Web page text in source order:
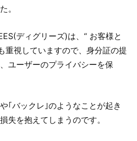
。
ディグリーズ)は、“ お客様と
重視していますので、身分証の提
ユーザーのプライバシーを保
｢バックレ｣のようなことが起き
失を抱えてしまうのです。